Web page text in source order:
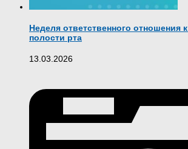
Неделя ответственного отношения
полости рта
13.03.2026